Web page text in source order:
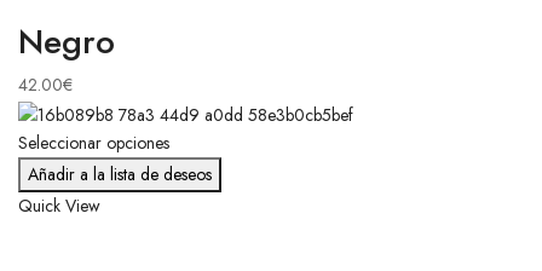
Negro
42.00€
Seleccionar opciones
Añadir a la lista de deseos
Quick View